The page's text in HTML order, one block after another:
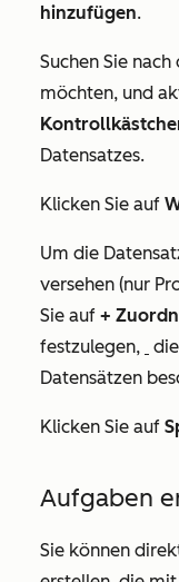
hinzufügen.
Suchen Sie
möchten, und
Datensatzes.
Klicken Sie auf
Um die
versehen (nur
Sie auf +
festzulegen,
Datensätzen
Klicken Sie auf
Aufgaben
Sie können